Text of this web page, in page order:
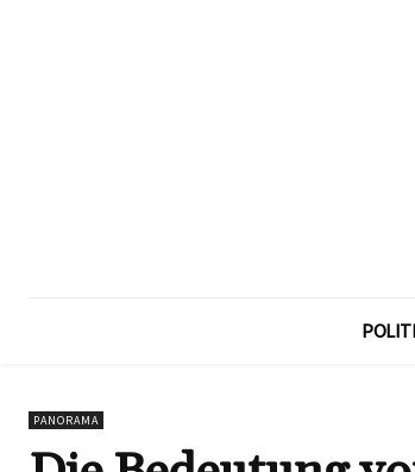
PANORAMA